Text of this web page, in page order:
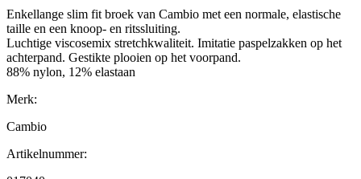
Enkellange slim fit broek van Cambio met een normale, elastische
taille en een knoop- en ritssluiting.
Luchtige viscosemix stretchkwaliteit. Imitatie paspelzakken op het
achterpand. Gestikte plooien op het voorpand.
88% nylon, 12% elastaan
Merk:
Cambio
Artikelnummer: